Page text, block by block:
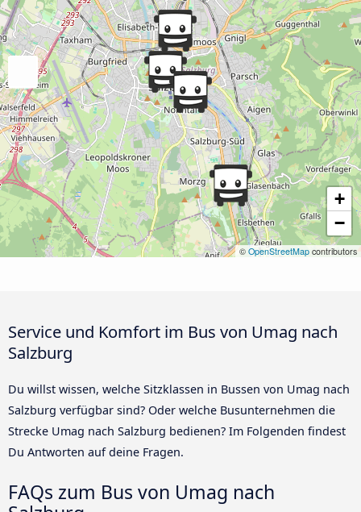
+
−
© OpenStreetMap contributors
Service und Komfort im Bus von Umag nach
Salzburg
Du willst wissen, welche Sitzklassen in Bussen von Umag nach
Salzburg verfügbar sind? Oder welche Busunternehmen die
Strecke Umag nach Salzburg bedienen? Im Folgenden findest
Du Antworten auf deine Fragen.
FAQs zum Bus von Umag nach